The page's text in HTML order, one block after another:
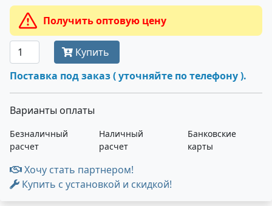
Получить оптовую цену
Купить
Поставка под заказ ( уточняйте по телефону ).
Варианты оплаты
Безналичный
расчет
Наличный
расчет
Банковские
карты
Хочу стать партнером!
Купить с установкой и скидкой!